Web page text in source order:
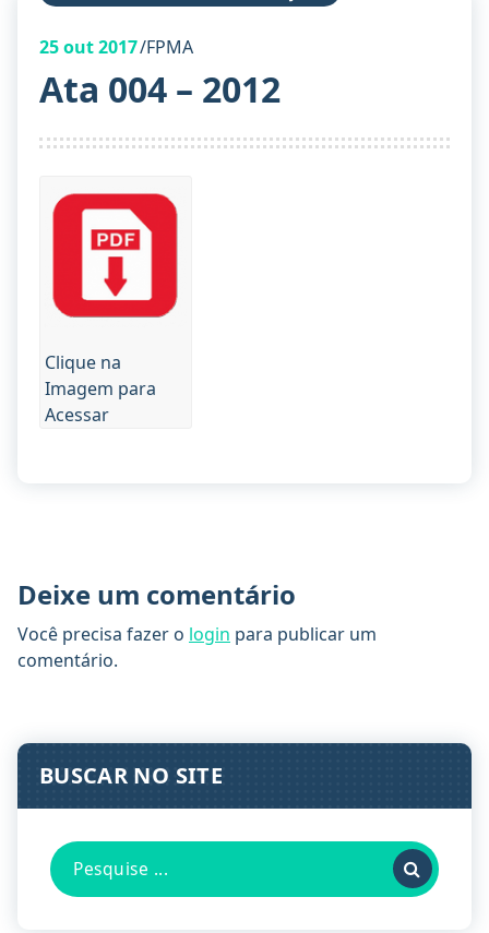
25out 2017 FPMA
Ata 004 – 2012
Clique na
Imagem para
Acessar
Deixe um comentário
Você precisa fazer o login para publicar um
comentário.
BUSCAR NO SITE
Pesquisa
por: